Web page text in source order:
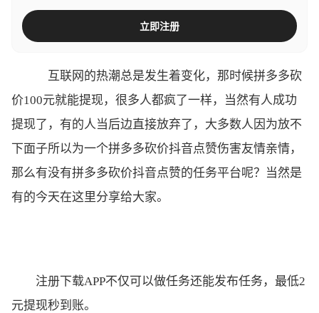
立即注册
互联网的热潮总是发生着变化，那时候拼多多砍
价100元就能提现，很多人都疯了一样，当然有人成功
提现了，有的人当后边直接放弃了，大多数人因为放不
下面子所以为一个拼多多砍价抖音点赞伤害友情亲情，
那么有没有拼多多砍价抖音点赞的任务平台呢？当然是
有的今天在这里分享给大家。
注册下载APP不仅可以做任务还能发布任务，最低2
元提现秒到账。